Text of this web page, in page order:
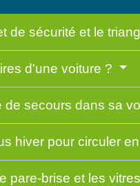
de sécurité et le
d'une voiture ?
secours dans sa
hiver pour circuler
pare-brise et les